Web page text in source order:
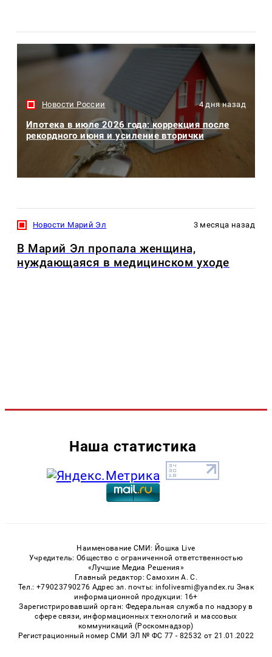
Новости России 4 дня назад
Ипотека в июле 2026 года: коррекция после
рекордного июня и усиление вторички
Новости Марий Эл 3 месяца назад
В Марий Эл пропала женщина,
нуждающаяся в медицинском уходе
Наша статистика
Наименование СМИ: Йошка Live
Учредитель: Общество с ограниченной ответственностью
«Лучшие Медиа Решения»
Главный редактор: Самохин А. С.
Тел.: +79023790276 Адрес эл. почты: infolivesmi@yandex.ru Знак
информационной продукции: 16+
Зарегистрировавший орган: Федеральная служба по надзору в
сфере связи, информационных технологий и массовых
коммуникаций (Роскомнадзор)
Регистрационный номер СМИ ЭЛ № ФС 77 - 82532 от 21.01.2022